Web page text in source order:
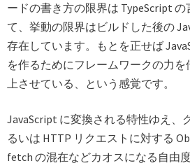
ードの書き方の限界は TypeScript
て、挙動の限界はビルドした後の
存在しています。もとを正せば
を作るためにフレームワークの力
上させている、という感覚です。
JavaScript に変換される特性ゆえ、
るいは HTTP リクエストに対する
fetch の混在などカオスになる自由